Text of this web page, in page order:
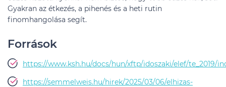
Gyakran az étkezés, a pihenés és a heti rutin
finomhangolása segít.
Források
https://www.ksh.hu/docs/hun/xftp/idoszaki/elef/te_2019/
https://semmelweis.hu/hirek/2025/03/06/elhizas-